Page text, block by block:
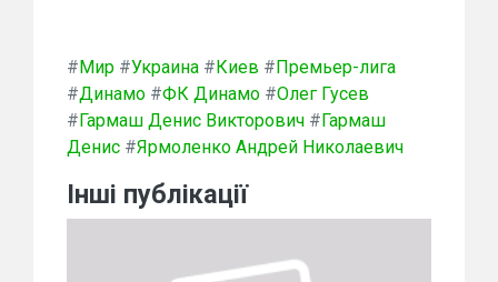
#Мир #Украина #Киев #Премьер-лига
#Динамо #ФК Динамо #Олег Гусев
#Гармаш Денис Викторович #Гармаш
Денис #Ярмоленко Андрей Николаевич
Інші публікації